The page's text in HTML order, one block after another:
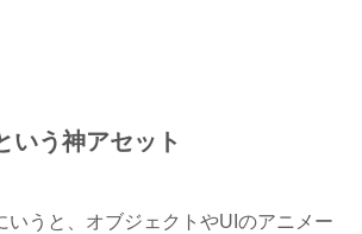
いう神アセット
いうと、オブジェクトやUIのアニメー